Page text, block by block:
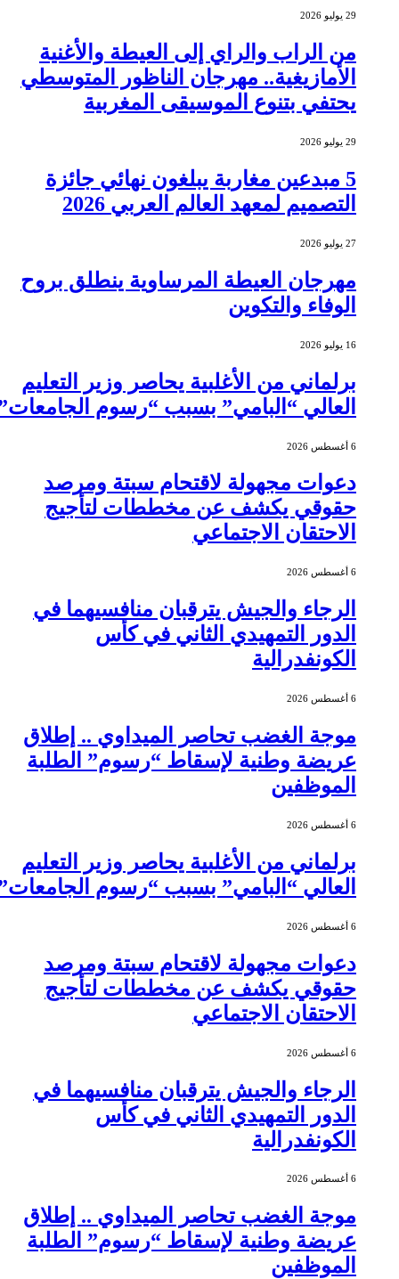
29 يوليو 2026
من الراب والراي إلى العيطة والأغنية
الأمازيغية.. مهرجان الناظور المتوسطي
يحتفي بتنوع الموسيقى المغربية
29 يوليو 2026
5 مبدعين مغاربة يبلغون نهائي جائزة
التصميم لمعهد العالم العربي 2026
27 يوليو 2026
مهرجان العيطة المرساوية ينطلق بروح
الوفاء والتكوين
16 يوليو 2026
برلماني من الأغلبية يحاصر وزير التعليم
العالي “البامي” بسبب “رسوم الجامعات”
دعوات مجهولة لاقتحام سبتة ومرصد
حقوقي يكشف عن مخططات لتأجيج
الاحتقان الاجتماعي
الرجاء والجيش يترقبان منافسيهما في
الدور التمهيدي الثاني في كأس
الكونفدرالية
موجة الغضب تحاصر الميداوي .. إطلاق
عريضة وطنية لإسقاط “رسوم” الطلبة
الموظفين
برلماني من الأغلبية يحاصر وزير التعليم
العالي “البامي” بسبب “رسوم الجامعات”
دعوات مجهولة لاقتحام سبتة ومرصد
حقوقي يكشف عن مخططات لتأجيج
الاحتقان الاجتماعي
الرجاء والجيش يترقبان منافسيهما في
الدور التمهيدي الثاني في كأس
الكونفدرالية
موجة الغضب تحاصر الميداوي .. إطلاق
عريضة وطنية لإسقاط “رسوم” الطلبة
الموظفين